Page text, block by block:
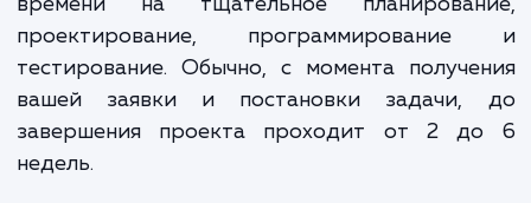
Крупный чат-бот : От 150 000 рублей и выше.
Включает сложные диалоги с обработкой
интеграцию с искусственным интеллектом и
передовыми технологиями.